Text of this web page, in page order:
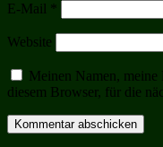
E-Mail *
Website
Meinen Namen,
diesem Browser, für die